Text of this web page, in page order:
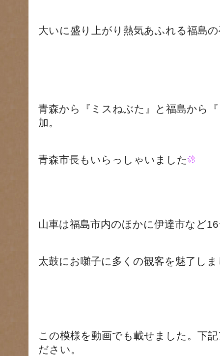
大いに盛り上がり熱気あふれる福島
青森から『ミスねぶた』と福島から
加。
青森市長もいらっしゃいました
山車は福島市内のほかに伊達市など
太鼓にお囃子に多くの観客を魅了し
この模様を動画でも載せました。下
ださい。